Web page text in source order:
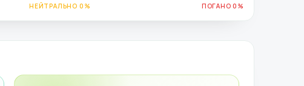
НЕЙТРАЛЬНО 0% ПОГАНО 0%